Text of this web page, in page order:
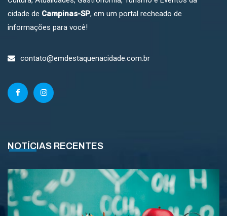
cidade de Campinas-SP, em um portal recheado de
informações para você!
contato@emdestaquenacidade.com.br
NOTÍCIAS RECENTES